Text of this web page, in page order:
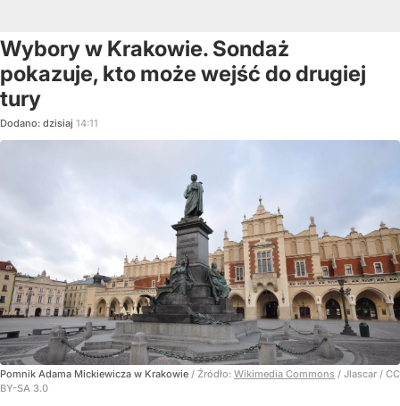
Wybory w Krakowie. Sondaż
pokazuje, kto może wejść do drugiej
tury
Dodano: dzisiaj 14:11
Pomnik Adama Mickiewicza w Krakowie / Źródło: Wikimedia Commons / Jlascar / CC
BY-SA 3.0